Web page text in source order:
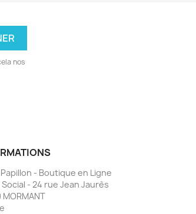
nos
Papillon - Boutique en Ligne
- 24 rue Jean Jaurès
MORMANT